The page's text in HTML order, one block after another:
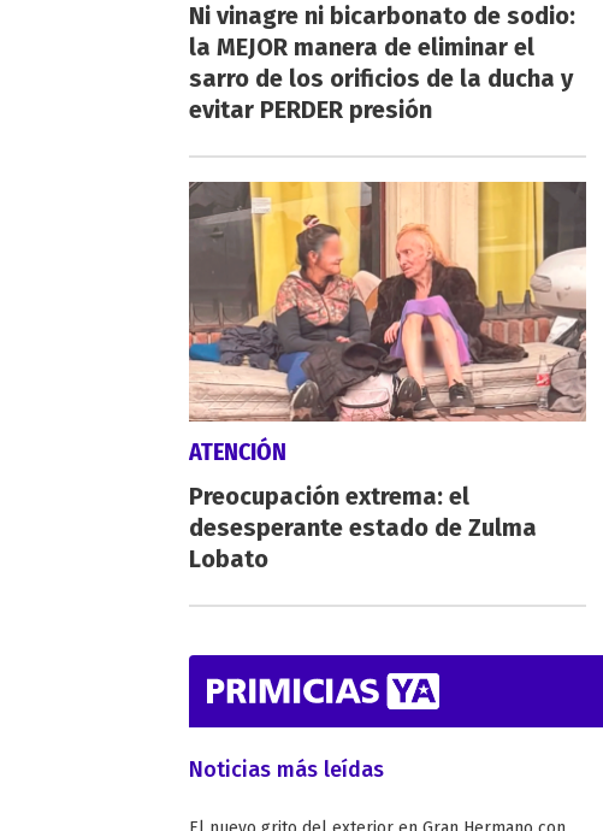
Ni vinagre ni bicarbonato de sodio:
la MEJOR manera de eliminar el
sarro de los orificios de la ducha y
evitar PERDER presión
ATENCIÓN
Preocupación extrema: el
desesperante estado de Zulma
Lobato
Noticias más leídas